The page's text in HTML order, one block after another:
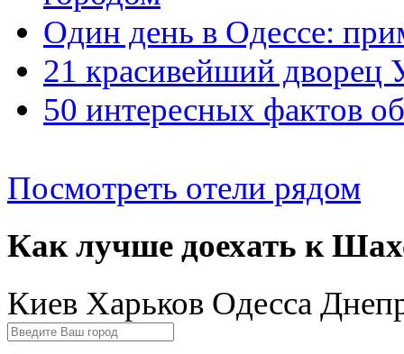
Один день в Одессе:
21 красивейший дворец
50 интересных фактов
Посмотреть отели рядом
Как лучше доехать к
Киев Харьков Одесса